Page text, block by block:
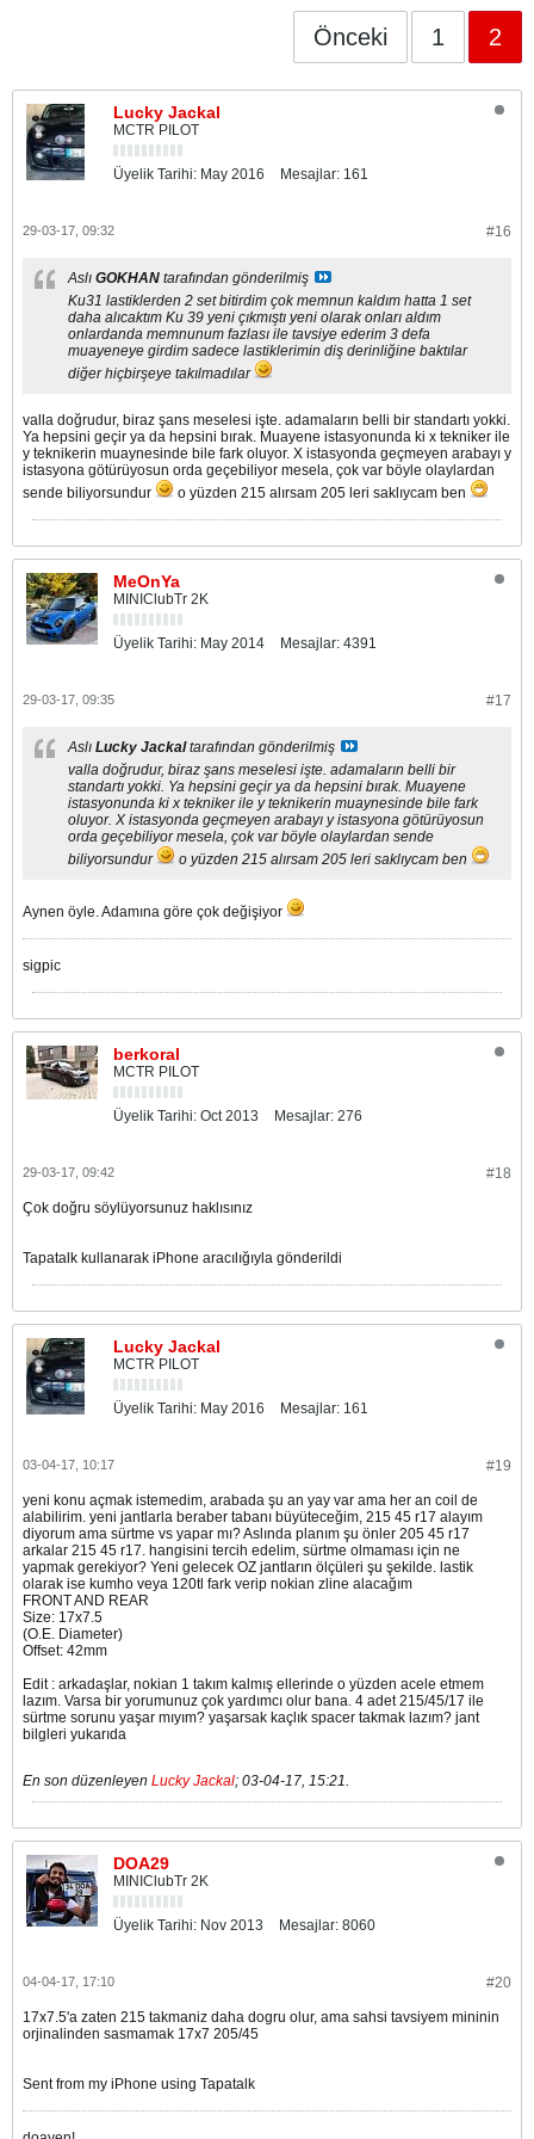
Önceki 1 2
Lucky Jackal
MCTR PILOT
Üyelik Tarihi: May 2016 Mesajlar: 161
#16
29-03-17, 09:32
Aslı GOKHAN tarafından gönderilmiş
Ku31 lastiklerden 2 set bitirdim çok memnun kaldım hatta 1 set
daha alıcaktım Ku 39 yeni çıkmıştı yeni olarak onları aldım
onlardanda memnunum fazlası ile tavsiye ederim 3 defa
muayeneye girdim sadece lastiklerimin diş derinliğine baktılar
diğer hiçbirşeye takılmadılar
valla doğrudur, biraz şans meselesi işte. adamaların belli bir standartı yokki.
Ya hepsini geçir ya da hepsini bırak. Muayene istasyonunda ki x tekniker ile
y teknikerin muaynesinde bile fark oluyor. X istasyonda geçmeyen arabayı y
istasyona götürüyosun orda geçebiliyor mesela, çok var böyle olaylardan
sende biliyorsundur
o yüzden 215 alırsam 205 leri saklıycam ben
MeOnYa
MINIClubTr 2K
Üyelik Tarihi: May 2014 Mesajlar: 4391
#17
29-03-17, 09:35
Aslı Lucky Jackaltarafından gönderilmiş
valla doğrudur, biraz şans meselesi işte. adamaların belli bir
standartı yokki. Ya hepsini geçir ya da hepsini bırak. Muayene
istasyonunda ki x tekniker ile y teknikerin muaynesinde bile fark
oluyor. X istasyonda geçmeyen arabayı y istasyona götürüyosun
orda geçebiliyor mesela, çok var böyle olaylardan sende
biliyorsundur
o yüzden 215 alırsam 205 leri saklıycam ben
Aynen öyle. Adamına göre çok değişiyor
sigpic
berkoral
MCTR PILOT
Üyelik Tarihi: Oct 2013 Mesajlar: 276
#18
29-03-17, 09:42
Çok doğru söylüyorsunuz haklısınız
Tapatalk kullanarak iPhone aracılığıyla gönderildi
Lucky Jackal
MCTR PILOT
Üyelik Tarihi: May 2016 Mesajlar: 161
#19
03-04-17, 10:17
yeni konu açmak istemedim, arabada şu an yay var ama her an coil de
alabilirim. yeni jantlarla beraber tabanı büyüteceğim, 215 45 r17 alayım
diyorum ama sürtme vs yapar mı? Aslında planım şu önler 205 45 r17
arkalar 215 45 r17. hangisini tercih edelim, sürtme olmaması için ne
yapmak gerekiyor? Yeni gelecek OZ jantların ölçüleri şu şekilde. lastik
olarak ise kumho veya 120tl fark verip nokian zline alacağım
FRONT AND REAR
Size: 17x7.5
(O.E. Diameter)
Offset: 42mm
Edit : arkadaşlar, nokian 1 takım kalmış ellerinde o yüzden acele etmem
lazım. Varsa bir yorumunuz çok yardımcı olur bana. 4 adet 215/45/17 ile
sürtme sorunu yaşar mıyım? yaşarsak kaçlık spacer takmak lazım? jant
bilgleri yukarıda
En son düzenleyen Lucky Jackal; 03-04-17, 15:21.
DOA29
MINIClubTr 2K
Üyelik Tarihi: Nov 2013 Mesajlar: 8060
#20
04-04-17, 17:10
17x7.5'a zaten 215 takmaniz daha dogru olur, ama sahsi tavsiyem mininin
orjinalinden sasmamak 17x7 205/45
Sent from my iPhone using Tapatalk